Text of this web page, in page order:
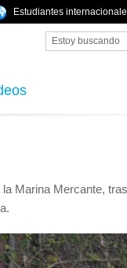
Estudiantes
Marina Mercante,